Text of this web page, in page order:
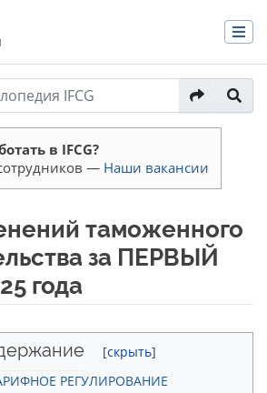
в IFCG?
— Наши вакансии
таможенного
за ПЕРВЫЙ
года
,поиск
РЕГУЛИРОВАНИЕ